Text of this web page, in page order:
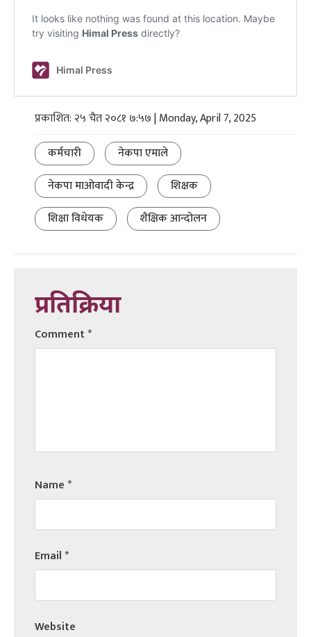
प्रकाशित: २५ चैत २०८१ ७:५७ | Monday, April 7, 2025
कर्मचारी
नेकपा एमाले
नेकपा माओवादी केन्द्र
शिक्षक
शिक्षा विधेयक
शैक्षिक आन्दोलन
प्रतिक्रिया
Comment*
Name*
Email*
Website